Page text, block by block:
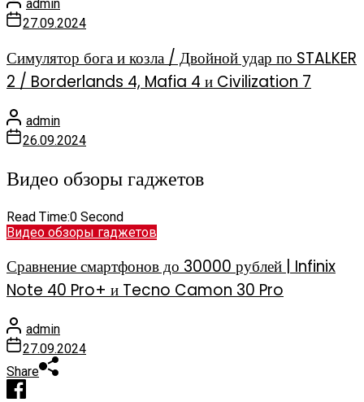
admin
27.09.2024
Симулятор бога и козла / Двойной удар по STALKER
2 / Borderlands 4, Mafia 4 и Civilization 7
admin
26.09.2024
Видео обзоры гаджетов
Read Time:0 Second
Видео обзоры гаджетов
Сравнение смартфонов до 30000 рублей | Infinix
Note 40 Pro+ и Tecno Camon 30 Pro
admin
27.09.2024
Share